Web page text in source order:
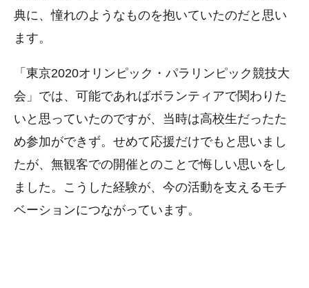
典に、憧れのようなものを抱いていたのだと思い
ます。
「東京2020オリンピック・パラリンピック競技大
会」では、可能であればボランティアで関わりた
いと思っていたのですが、当時は高校生だったた
め参加ができず。せめて応援だけでもと思いまし
たが、無観客での開催とのことで悔しい思いをし
ました。こうした経験が、今の活動を支えるモチ
ベーションにつながっています。